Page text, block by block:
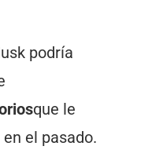
podría
que le
en el pasado.